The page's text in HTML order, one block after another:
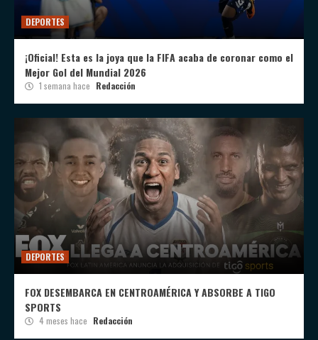
DEPORTES
¡Oficial! Esta es la joya que la FIFA acaba de coronar como el
Mejor Gol del Mundial 2026
1 semana hace Redacción
DEPORTES
FOX DESEMBARCA EN CENTROAMÉRICA Y ABSORBE A TIGO
SPORTS
4 meses hace Redacción